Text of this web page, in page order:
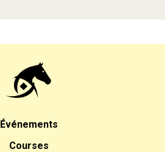
Événements
Courses